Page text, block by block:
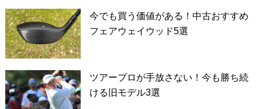
今でも買う価値がある！中古おすすめ
フェアウェイウッド5選
ツアープロが手放さない！今も勝ち続
ける旧モデル3選